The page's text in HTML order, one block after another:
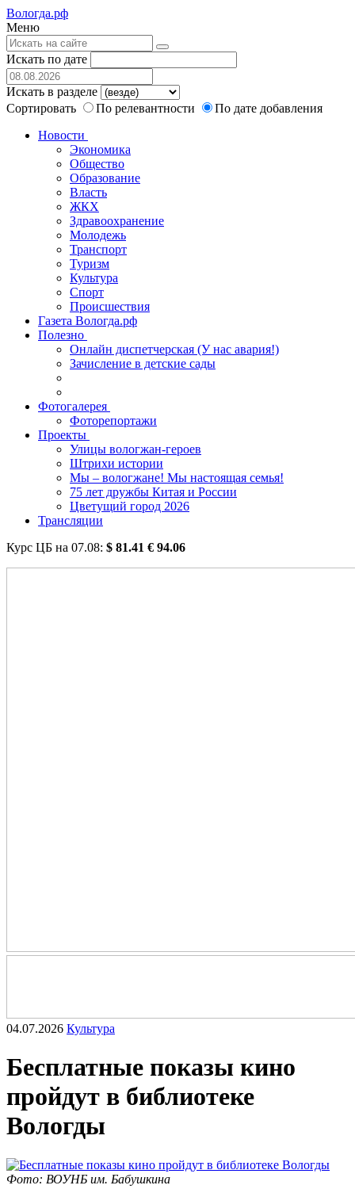
Вологда.рф
Меню
Искать по дате
Искать в разделе
Сортировать
По релевантности
По дате добавления
Новости
Экономика
Общество
Образование
Власть
ЖКХ
Здравоохранение
Молодежь
Транспорт
Туризм
Культура
Спорт
Происшествия
Газета Вологда.рф
Полезно
Онлайн диспетчерская (У нас авария!)
Зачисление в детские сады
Фотогалерея
Фоторепортажи
Проекты
Улицы вологжан-героев
Штрихи истории
Мы – вологжане! Мы настоящая семья!
75 лет дружбы Китая и России
Цветущий город 2026
Трансляции
Курс ЦБ на 07.08: $ 81.41 € 94.06
04.07.2026 Культура
Бесплатные показы кино
пройдут в библиотеке
Вологды
Фото: ВОУНБ им. Бабушкина